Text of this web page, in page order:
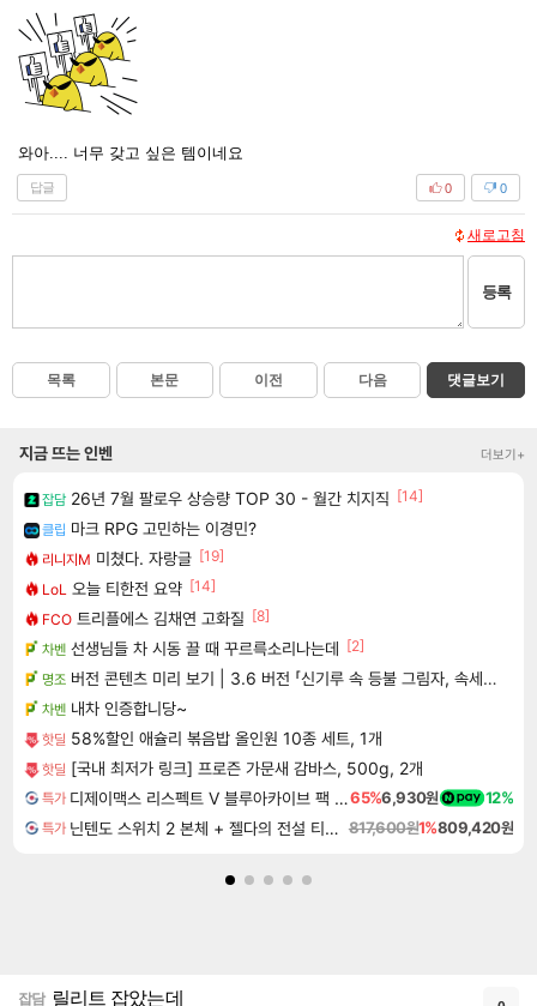
와아.... 너무 갖고 싶은 템이네요
답글 0
0
새로고침
등록
목록 본문 이전 다음 댓글보기
지금 뜨는 인벤 더보기+
잡담 26년 7월 팔로우 상승량 TOP 30 - 월간 치지직 [14]
클립 마크 RPG 고민하는 이경민?
리니지M 미쳤다. 자랑글 [19]
LoL 오늘 티한전 요약 [14]
FCO 트리플에스 김채연 고화질 [8]
차벤 선생님들 차 시동 끌 때 꾸르륵소리나는데 [2]
명조 버전 콘텐츠 미리 보기 | 3.6 버전 「신기루 속 등불 그림자, 속세에 깃든 검의 결심」이 8월 20일에 업데이트됩니다!
차벤 내차 인증합니당~
핫딜 58%할인 애슐리 볶음밥 올인원 10종 세트, 1개
핫딜 [국내 최저가 링크] 프로즌 가문새 감바스, 500g, 2개
특가 디제이맥스 리스펙트 V 블루아카이브 팩 DJMAX RESPECT V Blue Archive Pack DLC65%6,930원 12%
특가 닌텐도 스위치 2 본체 + 젤다의 전설 티어스 오브 더 킹덤 닌텐도 스위치 2 에디션 + 젤다의 전설 브레스 오브 더 와일드 닌텐도 스위치 2 에디션 번들 817,600원1%809,420원
잡담 릴리트 잡았는데